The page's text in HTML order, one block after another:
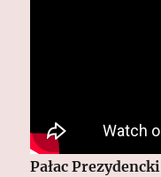
Pałac Prezydencki